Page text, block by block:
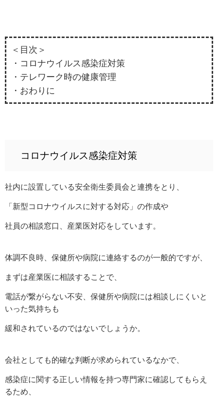
＜目次＞
・コロナウイルス感染症対策
・テレワーク時の健康管理
・おわりに
コロナウイルス感染症対策
社内に設置している安全衛生委員会と連携をとり、
「新型コロナウイルスに対する対応」の作成や
社員の相談窓口、産業医対応をしています。
体調不良時、保健所や病院に連絡するのが一般的ですが、
まずは産業医に相談することで、
電話が繋がらない不安、保健所や病院には相談しにくいと
いった気持ちも
緩和されているのではないでしょうか。
会社としても的確な判断が求められているなかで、
感染症に関する正しい情報を持つ専門家に確認してもらえ
るため、